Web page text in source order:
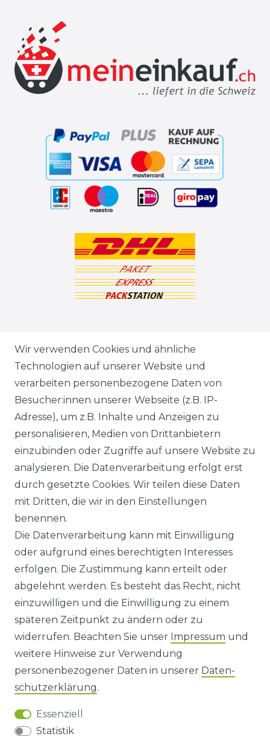
VERSANDARTEN & -KOSTEN
GEWERBETREIBENDE?
HILFE
KONTAKT
ANFAHRT
WIDERRUFS­FORMULAR
HINWEISE ZUR BATTERIEENTSORGUNG
IMPRESSUM
AGB UND KUNDENINFORMATIONEN
DATENSCHUTZERKLÄRUNG
BARRIEREFREIHEIT
Wir verwenden Cookies und ähnliche
Technologien auf unserer Website und
verarbeiten personenbezogene Daten von
Besucher:innen unserer Webseite (z.B. IP-
Adresse), um z.B. Inhalte und Anzeigen zu
personalisieren, Medien von Drittanbietern
einzubinden oder Zugriffe auf unsere Website zu
analysieren. Die Datenverarbeitung erfolgt erst
durch gesetzte Cookies. Wir teilen diese Daten
mit Dritten, die wir in den Einstellungen
benennen.
Die Datenverarbeitung kann mit Einwilligung
oder aufgrund eines berechtigten Interesses
erfolgen. Die Zustimmung kann erteilt oder
abgelehnt werden. Es besteht das Recht, nicht
einzuwilligen und die Einwilligung zu einem
späteren Zeitpunkt zu ändern oder zu
widerrufen. Beachten Sie unser Impressum und
weitere Hinweise zur Verwendung
personenbezogener Daten in unserer Daten­
schutz­erklärung.
Essenziell
Statistik